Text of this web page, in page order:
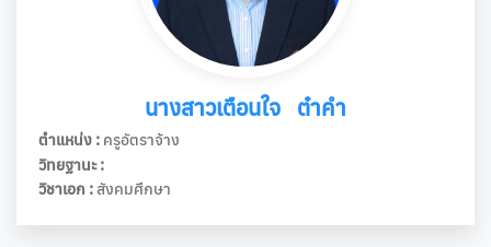
นางสาวเตือนใจ ต๋าคำ
ตำแหน่ง : ครูอัตราจ้าง
วิทยฐานะ :
วิชาเอก :สังคมศึกษา